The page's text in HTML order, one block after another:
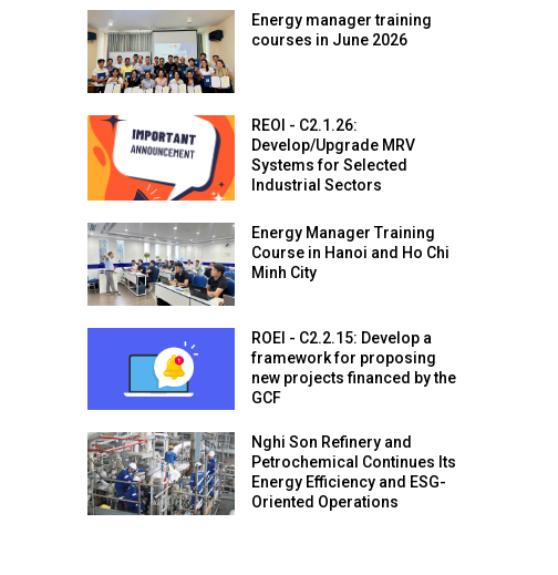
Energy manager training
courses in June 2026
REOI - C2.1.26:
Develop/Upgrade MRV
Systems for Selected
Industrial Sectors
Energy Manager Training
Course in Hanoi and Ho Chi
Minh City
ROEI - C2.2.15: Develop a
framework for proposing
new projects financed by the
GCF
Nghi Son Refinery and
Petrochemical Continues Its
Energy Efficiency and ESG-
Oriented Operations